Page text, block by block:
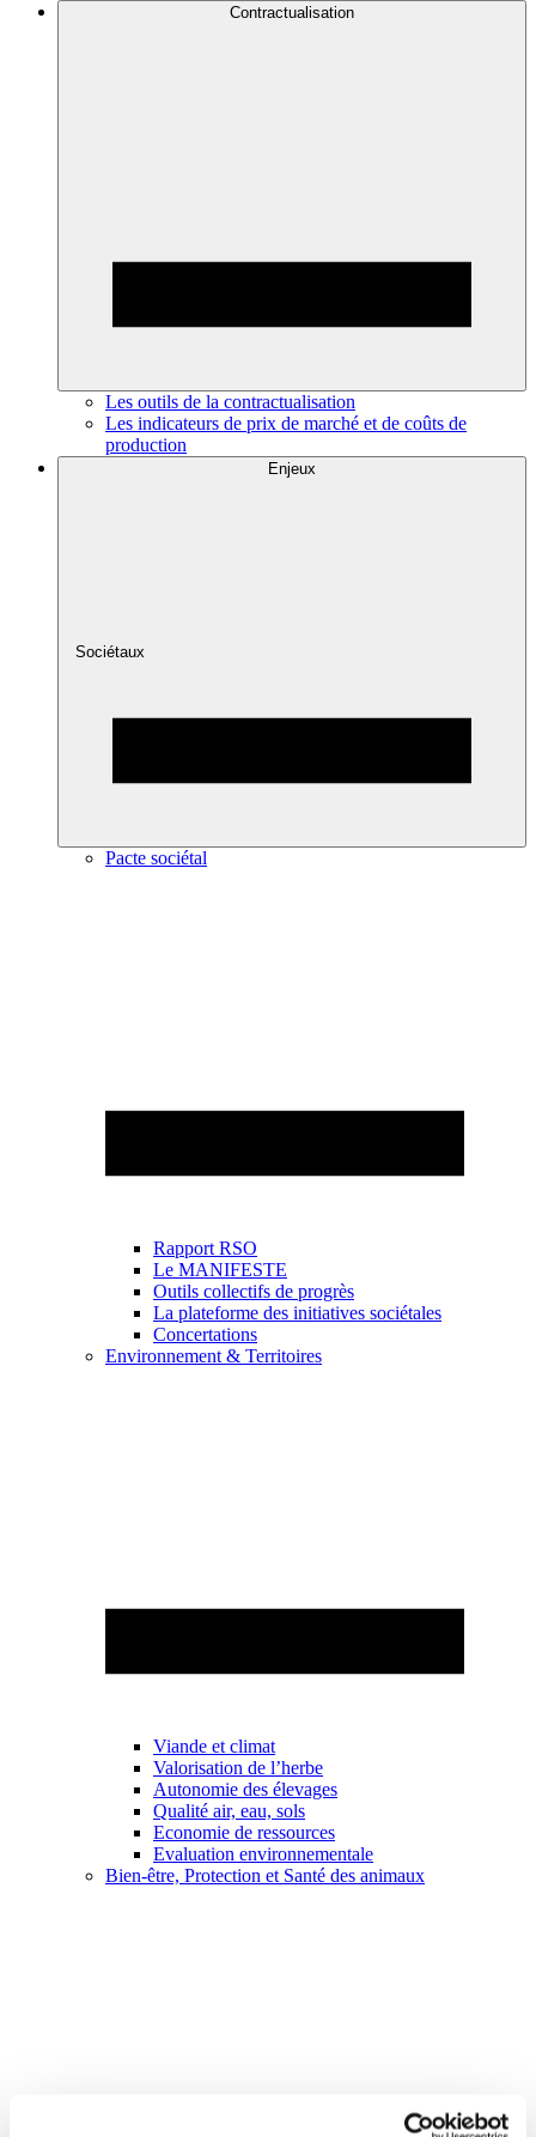
Contractualisation
Les outils de la contractualisation
Les indicateurs de prix de marché et de coûts de
production
Enjeux
Sociétaux
Pacte sociétal
Rapport RSO
Le MANIFESTE
Outils collectifs de progrès
La plateforme des initiatives sociétales
Concertations
Environnement & Territoires
Viande et climat
Valorisation de l’herbe
Autonomie des élevages
Qualité air, eau, sols
Economie de ressources
Evaluation environnementale
Bien-être, Protection et Santé des animaux